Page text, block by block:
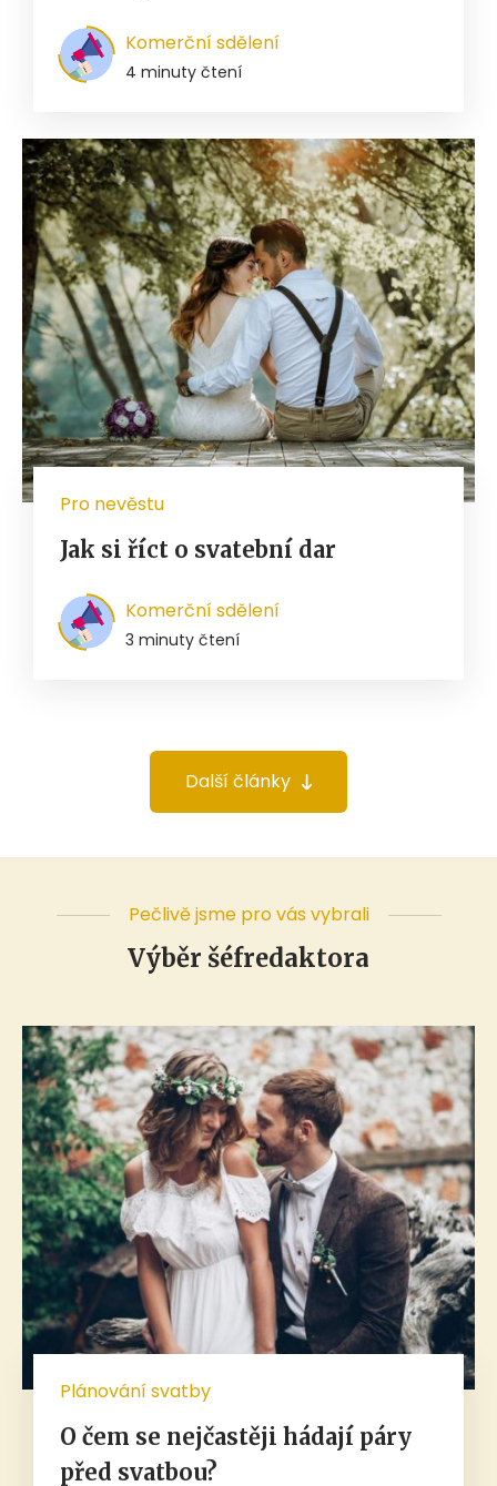
Komerční sdělení
4 minuty čtení
Pro nevěstu
Jak si říct o svatební dar
Komerční sdělení
3 minuty čtení
Další články
Pečlivě jsme pro vás vybrali
Výběr šéfredaktora
Plánování svatby
O čem se nejčastěji hádají páry
před svatbou?